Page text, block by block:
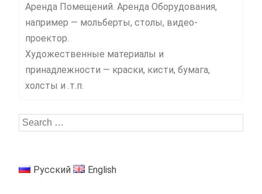
Аренда Помещений. Аренда Оборудования,
например — мольберты, столы, видео-
проектор.
Художественные материалы и
принадлежности — краски, кисти, бумага,
холсты и .т.п.
Русский English